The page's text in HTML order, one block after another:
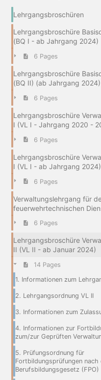
Lehrgangsbroschüren
Lehrgangsbroschüre
(BQ I - ab Jahrgang 2024)
6 Pages
Lehrgangsbroschüre
(BQ II) (ab Jahrgang 2024)
6 Pages
Lehrgangsbroschüre
I (VL I - Jahrgang 2020 -
6 Pages
Lehrgangsbroschüre
I (VL I - ab Jahrgang 2024)
6 Pages
Verwaltungslehrgang für
feuerwehrtechnischen
6 Pages
Lehrgangsbroschüre
II (VL II - ab Januar 2024)
14 Pages
1. Informationen zum
2. Lehrgangsordnung VL II
3. Informationen zum
4. Informationen zur
zum/zur Geprüften
5. Prüfungsordnung für
Fortbildungsprüfungen nach
Berufsbildungsgesetz (FPO)